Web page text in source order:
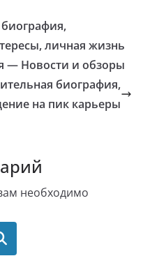
личная жизнь
— Новости и обзоры
биография,
на пик карьеры
необходимо